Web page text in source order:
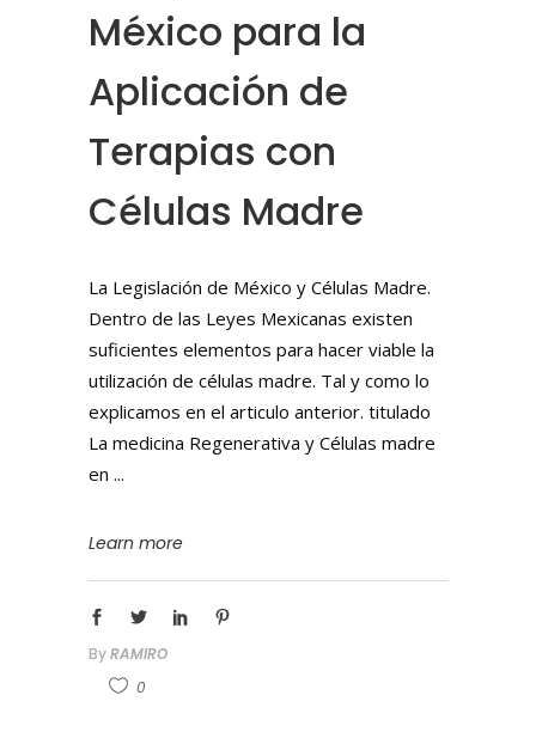
México para la
Aplicación de
Terapias con
Células Madre
La Legislación de México y Células Madre.
Dentro de las Leyes Mexicanas existen
suficientes elementos para hacer viable la
utilización de células madre. Tal y como lo
explicamos en el articulo anterior. titulado
La medicina Regenerativa y Células madre
en
Learn more
ByRAMIRO
0